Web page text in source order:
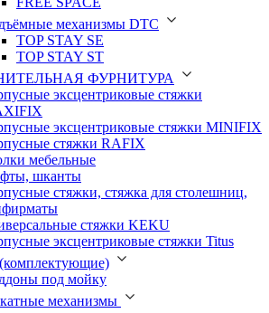
механизмы DTC
TOP STAY SE
TOP STAY ST
ФУРНИТУРА
эксцентриковые стяжки
эксцентриковые стяжки MINIFIX
стяжки RAFIX
мебельные
шканты
стяжки, стяжка для столешниц,
стяжки KEKU
эксцентриковые стяжки Titus
под мойку
механизмы